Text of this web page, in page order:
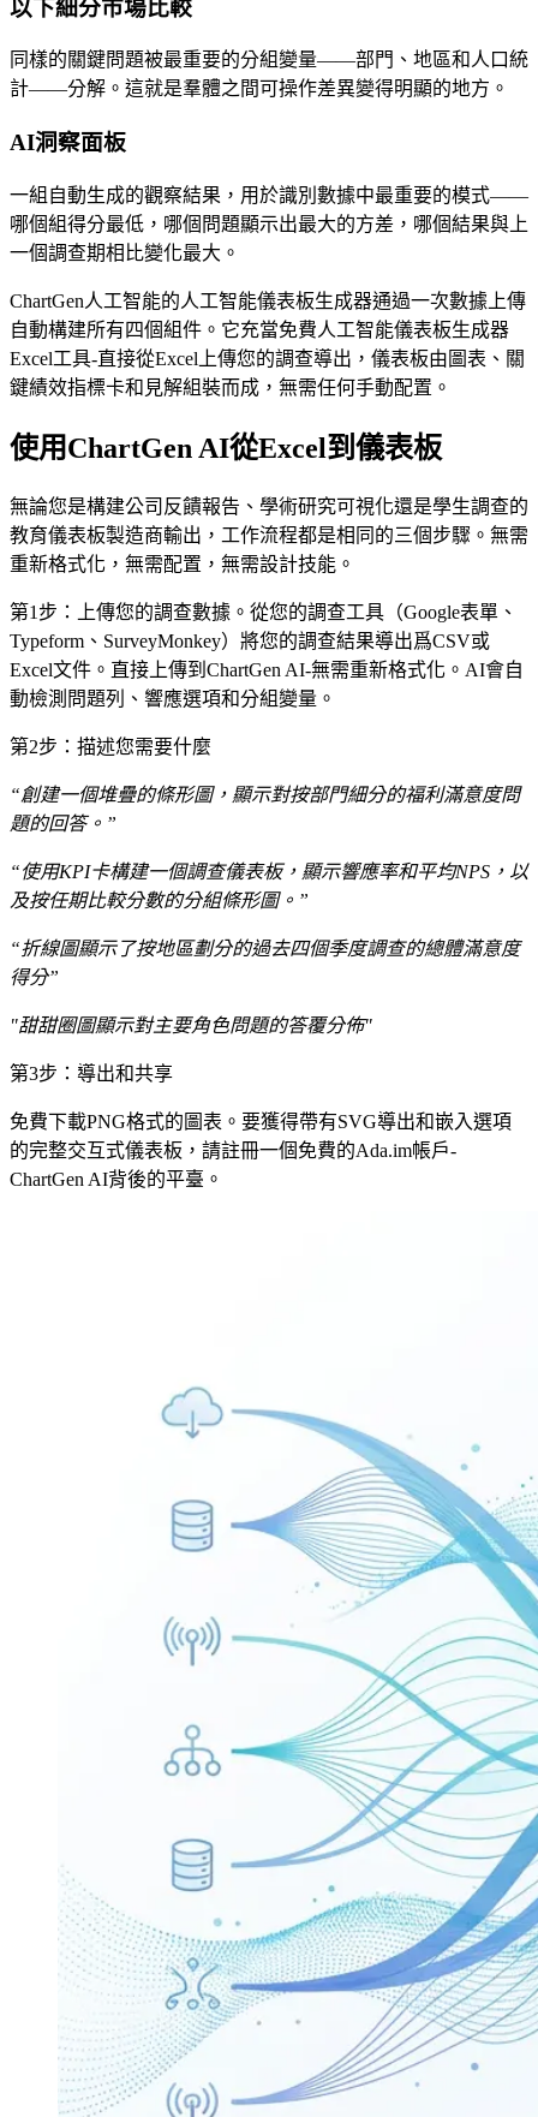
以下細分市場比較
同樣的關鍵問題被最重要的分組變量——部門、地區和人口統
計——分解。這就是羣體之間可操作差異變得明顯的地方。
AI洞察面板
一組自動生成的觀察結果，用於識別數據中最重要的模式——
哪個組得分最低，哪個問題顯示出最大的方差，哪個結果與上
一個調查期相比變化最大。
ChartGen人工智能的人工智能儀表板生成器通過一次數據上傳
自動構建所有四個組件。它充當免費人工智能儀表板生成器
Excel工具-直接從Excel上傳您的調查導出，儀表板由圖表、關
鍵績效指標卡和見解組裝而成，無需任何手動配置。
使用ChartGen AI從Excel到儀表板
無論您是構建公司反饋報告、學術研究可視化還是學生調查的
教育儀表板製造商輸出，工作流程都是相同的三個步驟。無需
重新格式化，無需配置，無需設計技能。
第1步：上傳您的調查數據。從您的調查工具（Google表單、
Typeform、SurveyMonkey）將您的調查結果導出爲CSV或
Excel文件。直接上傳到ChartGen AI-無需重新格式化。AI會自
動檢測問題列、響應選項和分組變量。
第2步：描述您需要什麼
“創建一個堆疊的條形圖，顯示對按部門細分的福利滿意度問
題的回答。”
“使用KPI卡構建一個調查儀表板，顯示響應率和平均NPS，以
及按任期比較分數的分組條形圖。”
“折線圖顯示了按地區劃分的過去四個季度調查的總體滿意度
得分”
"甜甜圈圖顯示對主要角色問題的答覆分佈"
第3步：導出和共享
免費下載PNG格式的圖表。要獲得帶有SVG導出和嵌入選項
的完整交互式儀表板，請註冊一個免費的Ada.im帳戶-
ChartGen AI背後的平臺。